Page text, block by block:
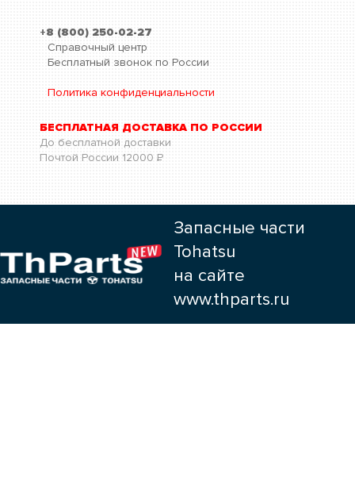
+8 (800) 250-02-27
Справочный центр
Бесплатный звонок по России
Политика конфиденциальности
БЕСПЛАТНАЯ ДОСТАВКА ПО РОССИИ
До бесплатной доставки
Почтой России 12000 Р
Запасные части
Tohatsu
на сайте
www.thparts.ru